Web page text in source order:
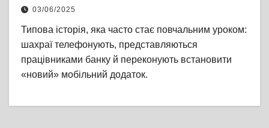
03/06/2025
Типова історія, яка часто стає повчальним уроком:
шахраї телефонують, представляються
працівниками банку й переконують встановити
«новий» мобільний додаток.